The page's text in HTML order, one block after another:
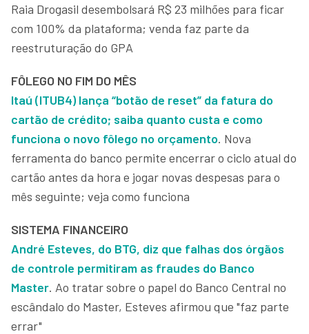
Raia Drogasil desembolsará R$ 23 milhões para ficar
com 100% da plataforma; venda faz parte da
reestruturação do GPA
FÔLEGO NO FIM DO MÊS
Itaú (ITUB4) lança “botão de reset” da fatura do
cartão de crédito; saiba quanto custa e como
funciona o novo fôlego no orçamento. Nova
ferramenta do banco permite encerrar o ciclo atual do
cartão antes da hora e jogar novas despesas para o
mês seguinte; veja como funciona
SISTEMA FINANCEIRO
André Esteves, do BTG, diz que falhas dos órgãos
de controle permitiram as fraudes do Banco
Master. Ao tratar sobre o papel do Banco Central no
escândalo do Master, Esteves afirmou que "faz parte
errar"